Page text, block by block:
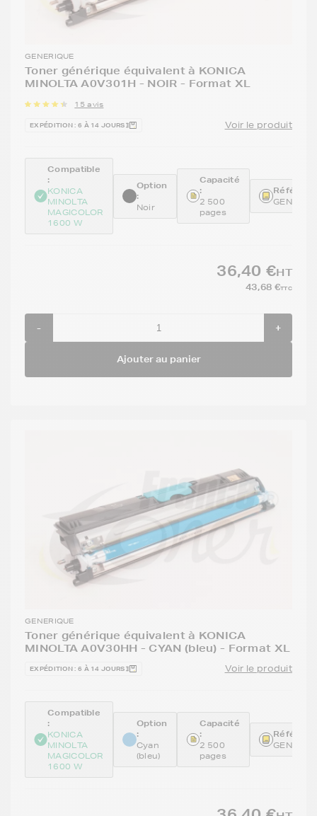
GENERIQUE
Toner générique équivalent à KONICA
MINOLTA A0V301H - NOIR - Format XL
15 avis
EXPÉDITION : 6 À 14 JOURS Voir le produit
Compatible
:
KONICA
MINOLTA
MAGICOLOR
1600 W
Option
:
Noir
Capacité
:
2 500
pages
36,40 €HT
43,68 €TTC
- +
Ajouter au panier
GENERIQUE
Toner générique équivalent à KONICA
MINOLTA A0V30HH - CYAN (bleu) - Format XL
EXPÉDITION : 6 À 14 JOURS Voir le produit
Compatible
:
KONICA
MINOLTA
MAGICOLOR
1600 W
Option
:
Cyan
(bleu)
Capacité
:
2 500
pages